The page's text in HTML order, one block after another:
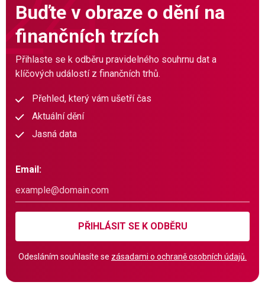
Buďte v obraze o dění na
finančních trzích
Přihlaste se k odběru pravidelného souhrnu dat a
klíčových událostí z finančních trhů.
Přehled, který vám ušetří čas
Aktuální dění
Jasná data
Email:
PŘIHLÁSIT SE K ODBĚRU
Odesláním souhlasíte se zásadami o ochraně osobních údajů.